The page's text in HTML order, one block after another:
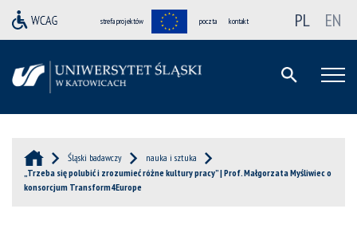
strefa projektów poczta kontakt PL EN
Śląski badawczy
nauka i sztuka
„Trzeba się polubić i zrozumieć różne kultury pracy” | Prof. Małgorzata Myśliwiec o
konsorcjum Transform4Europe